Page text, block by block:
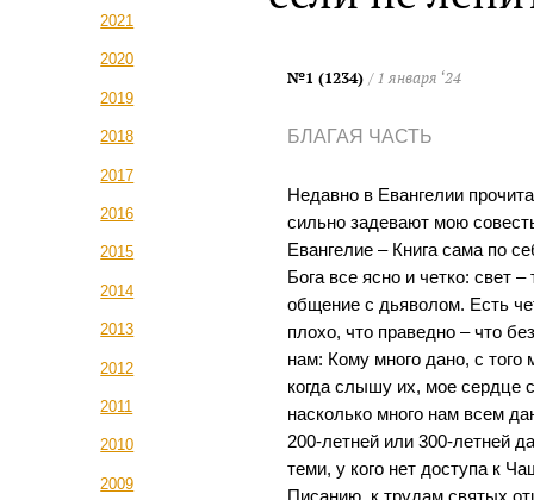
2021
2020
2019
2018
2017
2016
2015
2014
2013
2012
2011
2010
2009
№1 (1234) / 1 января ‘24
БЛАГАЯ ЧАСТЬ
Недавно в Евангелии
сильно задевают мою
Евангелие – Книга сама по
Бога все ясно и четко: свет
общение с дьяволом. Есть
плохо, что праведно – что
нам: Кому много дано, с того
когда слышу их, мое сердце
насколько много нам всем
200-летней или 300-летней
теми, у кого нет доступа к